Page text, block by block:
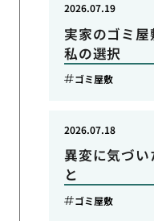
実家のゴミ
私の選択
2026.07.19
ゴミ屋敷
異変に気づい
と
2026.07.18
ゴミ屋敷